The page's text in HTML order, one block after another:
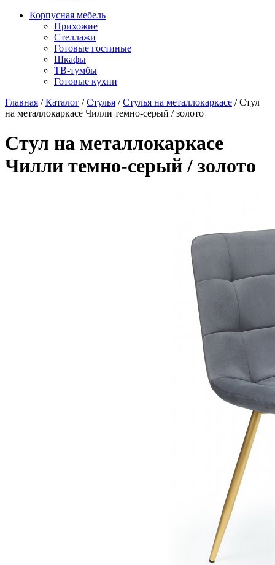
Корпусная мебель
Прихожие
Стеллажи
Готовые гостиные
Шкафы
ТВ-тумбы
Готовые кухни
Главная /Каталог /Стулья /Стулья на металлокаркасе /Стул
на металлокаркасе Чилли темно-серый / золото
Стул на металлокаркасе
Чилли темно-серый / золото